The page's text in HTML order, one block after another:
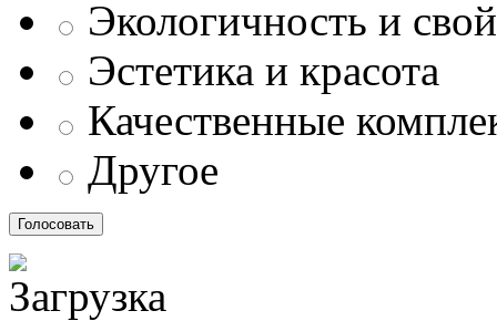
Экологичность и
Эстетика и красота
Качественные
Другое